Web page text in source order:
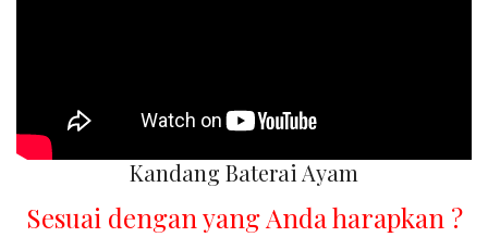
Kandang Baterai Ayam
Sesuai dengan yang Anda harapkan ?